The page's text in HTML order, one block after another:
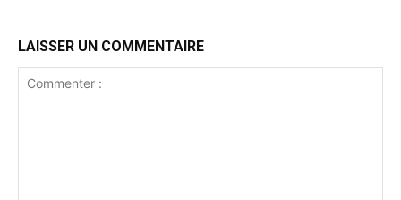
LAISSER UN COMMENTAIRE